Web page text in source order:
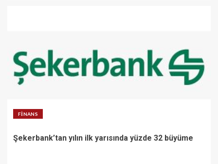
FINANS
Şekerbank’tan yılın ilk yarısında yüzde 32 büyüme